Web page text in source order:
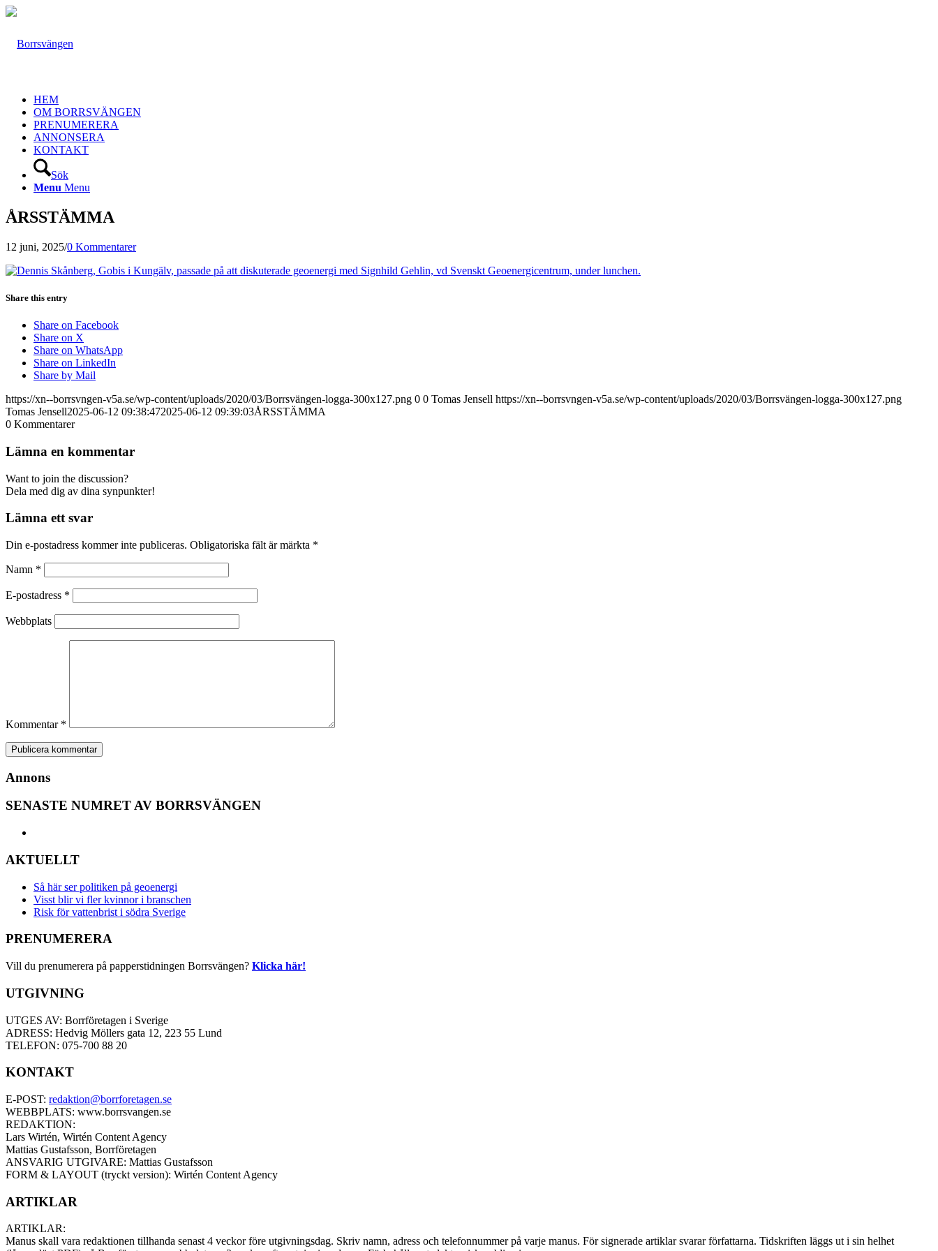
HEM
OM BORRSVÄNGEN
PRENUMERERA
ANNONSERA
KONTAKT
Sök
Menu Menu
ÅRSSTÄMMA
12 juni, 2025/0 Kommentarer
Share this entry
Share on Facebook
Share on X
Share on WhatsApp
Share on LinkedIn
Share by Mail
https://xn--borrsvngen-v5a.se/wp-content/uploads/2020/03/Borrsvängen-logga-300x127.png 0 0 Tomas Jensell https://xn--borrsvngen-v5a.se/wp-content/uploads/2020/03/Borrsvängen-logga-300x127.png
Tomas Jensell2025-06-12 09:38:472025-06-12 09:39:03ÅRSSTÄMMA
0 Kommentarer
Lämna en kommentar
Want to join the discussion?
Dela med dig av dina synpunkter!
Lämna ett svar
Din e-postadress kommer inte publiceras. Obligatoriska fält är märkta *
Namn *
E-postadress *
Webbplats
Kommentar *
Annons
SENASTE NUMRET AV BORRSVÄNGEN
AKTUELLT
Så här ser politiken på geoenergi
Visst blir vi fler kvinnor i branschen
Risk för vattenbrist i södra Sverige
PRENUMERERA
Vill du prenumerera på papperstidningen Borrsvängen? Klicka här!
UTGIVNING
UTGES AV: Borrföretagen i Sverige
ADRESS: Hedvig Möllers gata 12, 223 55 Lund
TELEFON: 075-700 88 20
KONTAKT
E-POST: redaktion@borrforetagen.se
WEBBPLATS: www.borrsvangen.se
REDAKTION:
Lars Wirtén, Wirtén Content Agency
Mattias Gustafsson, Borrföretagen
ANSVARIG UTGIVARE: Mattias Gustafsson
FORM & LAYOUT (tryckt version): Wirtén Content Agency
ARTIKLAR
ARTIKLAR:
Manus skall vara redaktionen tillhanda senast 4 veckor före utgivningsdag. Skriv namn, adress och telefonnummer på varje manus. För signerade artiklar svarar författarna. Tidskriften läggs ut i sin helhet